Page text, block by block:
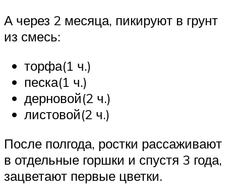
А через 2 месяца, пикируют в грунт
из смесь:
торфа(1 ч.)
песка(1 ч.)
дерновой(2 ч.)
листовой(2 ч.)
После полгода, ростки рассаживают
в отдельные горшки и спустя 3 года,
зацветают первые цветки.